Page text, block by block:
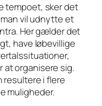
tempoet, sker det
vil udnytte et
Her gælder det
have løbevillige
at organisere sig.
resultere i flere
muligheder.